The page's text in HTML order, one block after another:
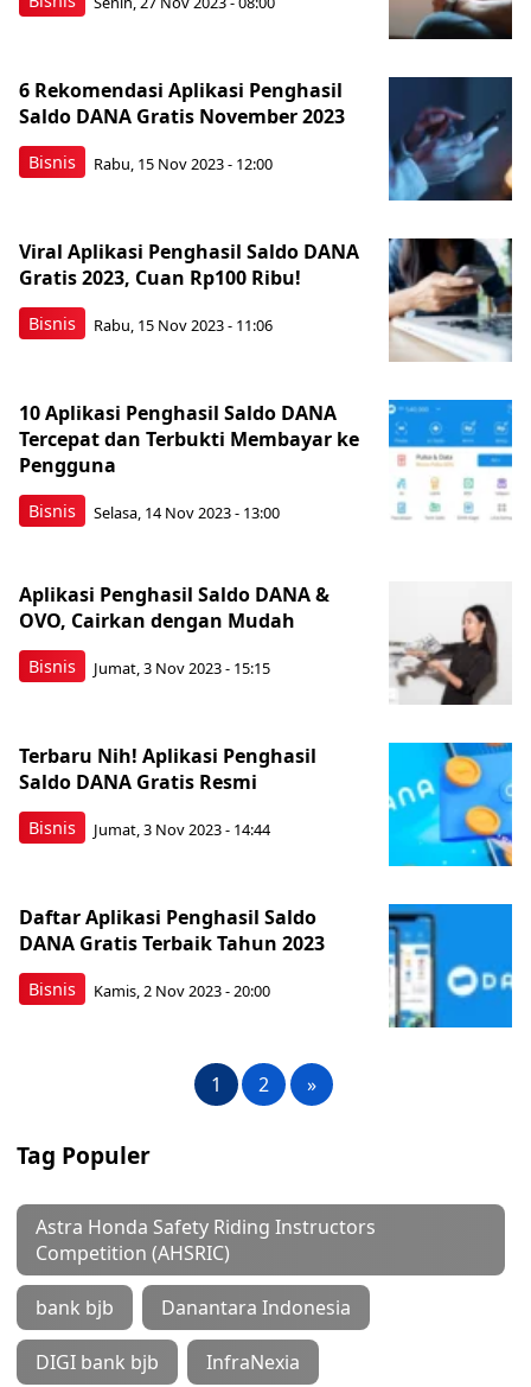
Bisnis
6 Rekomendasi Aplikasi Penghasil
Saldo DANA Gratis November 2023
Rabu, 15 Nov 2023 - 12:00
Bisnis
Viral Aplikasi Penghasil Saldo DANA
Gratis 2023, Cuan Rp100 Ribu!
Rabu, 15 Nov 2023 - 11:06
Bisnis
10 Aplikasi Penghasil Saldo DANA
Tercepat dan Terbukti Membayar ke
Pengguna
Selasa, 14 Nov 2023 - 13:00
Bisnis
Aplikasi Penghasil Saldo DANA &
OVO, Cairkan dengan Mudah
Jumat, 3 Nov 2023 - 15:15
Bisnis
Terbaru Nih! Aplikasi Penghasil
Saldo DANA Gratis Resmi
Jumat, 3 Nov 2023 - 14:44
Bisnis
Daftar Aplikasi Penghasil Saldo
DANA Gratis Terbaik Tahun 2023
Kamis, 2 Nov 2023 - 20:00
1 2 »
Tag Populer
Astra Honda Safety Riding Instructors
Competition (AHSRIC)
bank bjb Danantara Indonesia
DIGI bank bjb InfraNexia